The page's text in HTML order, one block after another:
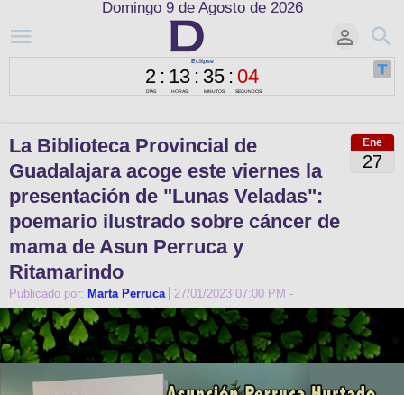
Domingo 9 de Agosto de 2026
Ene
27
La Biblioteca Provincial de
Guadalajara acoge este viernes la
presentación de "Lunas Veladas":
poemario ilustrado sobre cáncer de
mama de Asun Perruca y
Ritamarindo
Publicado por: Marta Perruca 27/01/2023 07:00 PM -